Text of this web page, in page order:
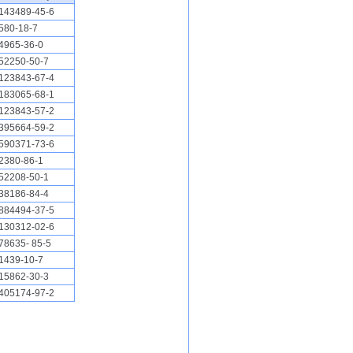
45-6
18-7
36-0
50-7
67-4
68-1
57-2
59-2
73-6
86-1
50-1
84-4
37-5
02-6
85-5
10-7
30-3
97-2